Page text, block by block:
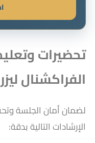
تحضيرات
الفراكشنال ليزر
لضمان أمان الجلسة
الإرشادات التالية بدقة: